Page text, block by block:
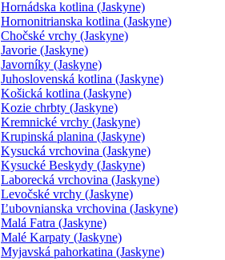
Hornádska kotlina (Jaskyne)
Hornonitrianska kotlina (Jaskyne)
Chočské vrchy (Jaskyne)
Javorie (Jaskyne)
Javorníky (Jaskyne)
Juhoslovenská kotlina (Jaskyne)
Košická kotlina (Jaskyne)
Kozie chrbty (Jaskyne)
Kremnické vrchy (Jaskyne)
Krupinská planina (Jaskyne)
Kysucká vrchovina (Jaskyne)
Kysucké Beskydy (Jaskyne)
Laborecká vrchovina (Jaskyne)
Levočské vrchy (Jaskyne)
Ľubovnianska vrchovina (Jaskyne)
Malá Fatra (Jaskyne)
Malé Karpaty (Jaskyne)
Myjavská pahorkatina (Jaskyne)